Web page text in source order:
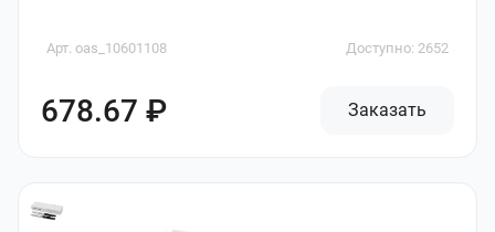
Арт. oas_10601108 Доступно: 2652
678.67 ₽ Заказать